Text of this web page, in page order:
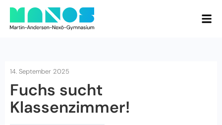
14. September 2025
Fuchs sucht
Klassenzimmer!